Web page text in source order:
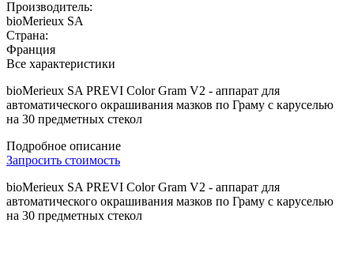
Производитель:
bioMerieux SA
Страна:
Франция
Все характеристики
bioMerieux SA PREVI Color Gram V2 - аппарат для
автоматического окрашивания мазков по Граму c каруселью
на 30 предметных стекол
Подробное описание
Запросить стоимость
bioMerieux SA PREVI Color Gram V2 - аппарат для
автоматического окрашивания мазков по Граму c каруселью
на 30 предметных стекол